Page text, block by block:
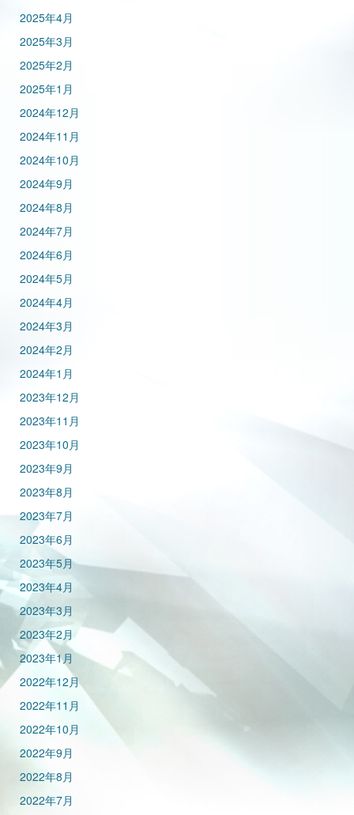
2025年4月
2025年3月
2025年2月
2025年1月
2024年12月
2024年11月
2024年10月
2024年9月
2024年8月
2024年7月
2024年6月
2024年5月
2024年4月
2024年3月
2024年2月
2024年1月
2023年12月
2023年11月
2023年10月
2023年9月
2023年8月
2023年7月
2023年6月
2023年5月
2023年4月
2023年3月
2023年2月
2023年1月
2022年12月
2022年11月
2022年10月
2022年9月
2022年8月
2022年7月